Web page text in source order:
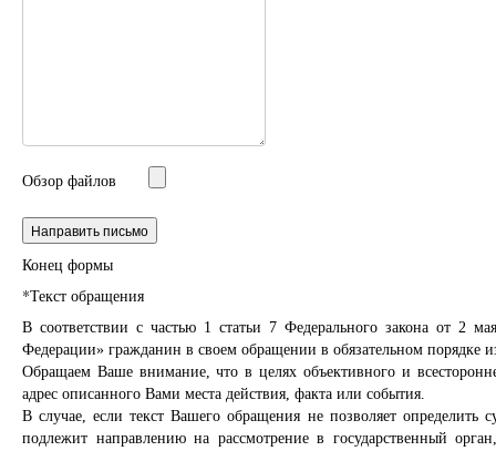
Обзор файлов
Конец формы
*Текст обращения
В соответствии с частью 1 статьи 7 Федерального закона от 2
Федерации» гражданин в своем обращении в обязательном порядке
Обращаем Ваше внимание, что в целях объективного и
адрес описанного Вами места действия, факта или события.
В случае, если текст Вашего обращения не позволяет
подлежит направлению на рассмотрение в государственный